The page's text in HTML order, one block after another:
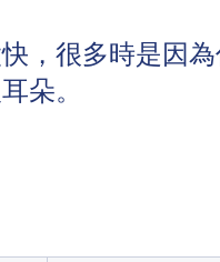
，很多時是因
朵。